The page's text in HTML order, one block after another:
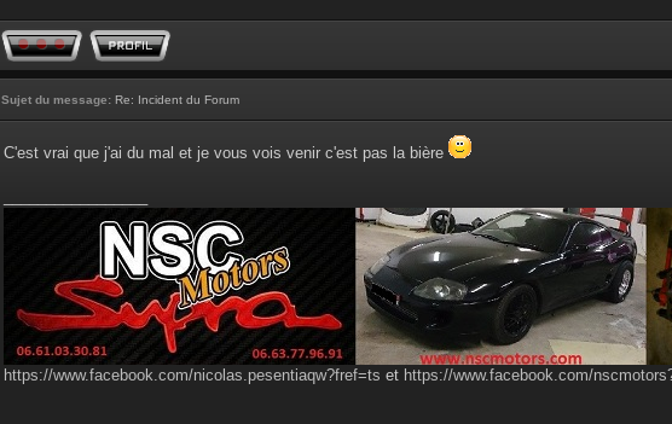
Sujet du message: Re: Incident du Forum
C'est vrai que j'ai du mal et je vous vois venir c'est pas la bière
https://www.facebook.com/nicolas.pesentiaqw?fref=ts et https://www.facebook.com/